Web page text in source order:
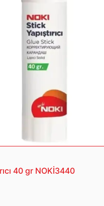
40 gr NOKİ3440